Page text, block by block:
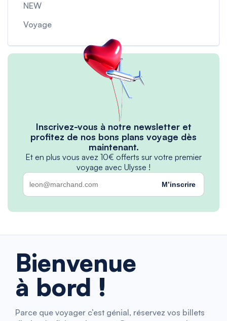
NEW
Voyage
Inscrivez-vous à notre newsletter et
profitez de nos bons plans voyage dès
maintenant.
Et en plus vous avez 10€ offerts sur votre premier
voyage avec Ulysse !
M’inscrire
Bienvenue
à bord !
Parce que voyager c’est génial, réservez vos billets